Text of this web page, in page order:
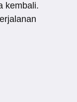
kembali.